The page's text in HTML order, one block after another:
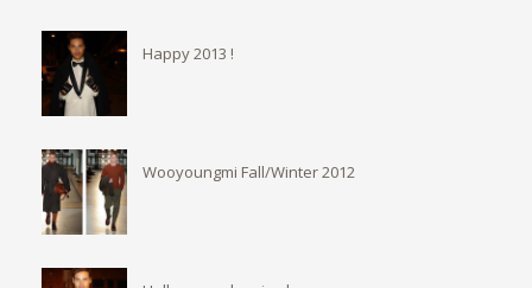
Happy 2013 !
Wooyoungmi Fall/Winter 2012